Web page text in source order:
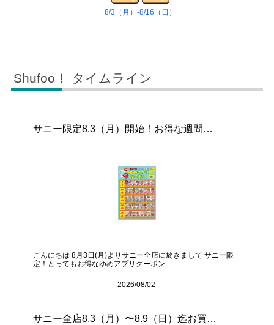
8/3（月）-8/16（日）
Shufoo！ タイムライン
サニー限定8.3（月）開始！お得な週間…
こんにちは 8月3日(月)よりサニー全店に於きまして サニー限
定！とってもお得なゆめアプリクーポン…
2026/08/02
サニー全店8.3（月）〜8.9（日）迄お買…